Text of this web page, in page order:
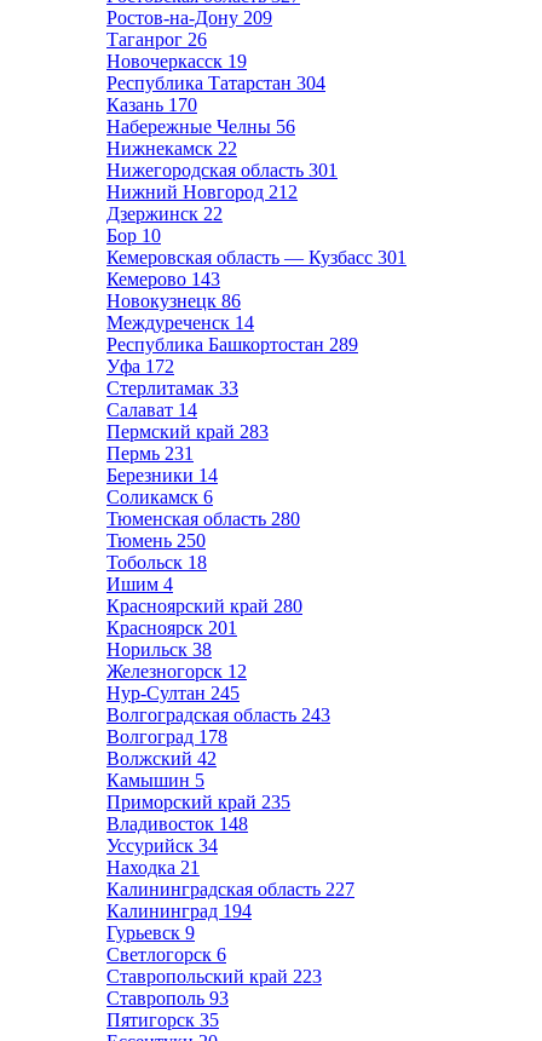
Ростов-на-Дону 209
Таганрог 26
Новочеркасск 19
Республика Татарстан 304
Казань 170
Набережные Челны 56
Нижнекамск 22
Нижегородская область 301
Нижний Новгород 212
Дзержинск 22
Бор 10
Кемеровская область — Кузбасс 301
Кемерово 143
Новокузнецк 86
Междуреченск 14
Республика Башкортостан 289
Уфа 172
Стерлитамак 33
Салават 14
Пермский край 283
Пермь 231
Березники 14
Соликамск 6
Тюменская область 280
Тюмень 250
Тобольск 18
Ишим 4
Красноярский край 280
Красноярск 201
Норильск 38
Железногорск 12
Нур-Султан 245
Волгоградская область 243
Волгоград 178
Волжский 42
Камышин 5
Приморский край 235
Владивосток 148
Уссурийск 34
Находка 21
Калининградская область 227
Калининград 194
Гурьевск 9
Светлогорск 6
Ставропольский край 223
Ставрополь 93
Пятигорск 35